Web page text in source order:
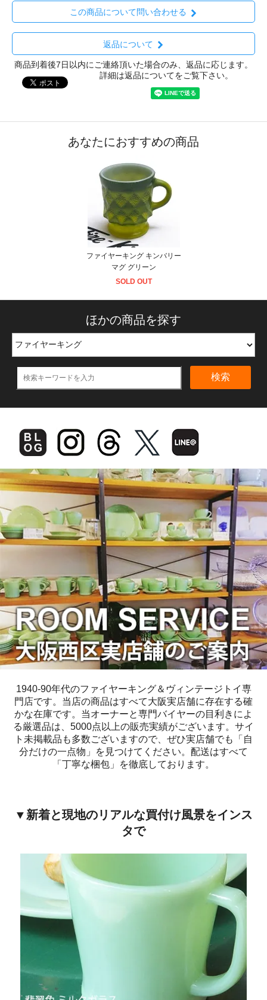
この商品について問い合わせる
返品について
商品到着後7日以内にご連絡頂いた場合のみ、返品に応じます。
詳細は返品についてをご覧下さい。
あなたにおすすめの商品
ファイヤーキング キンバリー
マグ グリーン
SOLD OUT
ほかの商品を探す
検索
1940-90年代のファイヤーキング＆ヴィンテージトイ専
門店です。当店の商品はすべて大阪実店舗に存在する確
かな在庫です。当オーナーと専門バイヤーの目利きによ
る厳選品は、5000点以上の販売実績がございます。サイ
ト未掲載品も多数ございますので、ぜひ実店舗でも「自
分だけの一点物」を見つけてください。配送はすべて
「丁寧な梱包」を徹底しております。
▼新着と現地のリアルな買付け風景をインス
タで